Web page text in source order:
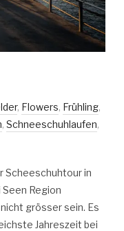
, Flowers, Frühling,
, Schneeschuhlaufen,
Scheeschuhtour in
Seen Region
grösser sein. Es
Jahreszeit bei